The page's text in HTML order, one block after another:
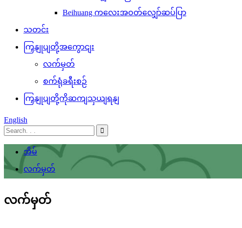
Beihuang ကလေးအဝတ်လျှော်ဆပ်ပြာ
သတင်း
ကြှနျုပျတို့အကွောငျး
လက်မှတ်
စက်ရုံခရီးစဉ်
ကြှနျုပျတို့ကိုဆကျသှယျရနျ
English
အိမ်
လက်မှတ်
လက်မှတ်